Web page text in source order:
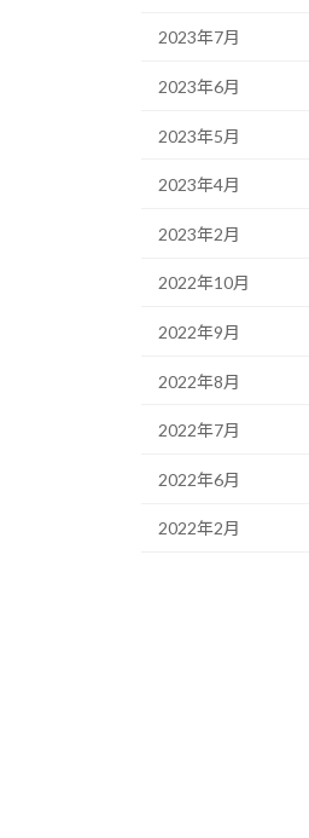
2023年7月
2023年6月
2023年5月
2023年4月
2023年2月
2022年10月
2022年9月
2022年8月
2022年7月
2022年6月
2022年2月